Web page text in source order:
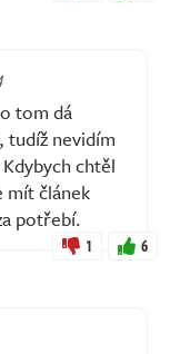
tom dá
nevidím
chtěl
mít článek
potřebí.
1 6